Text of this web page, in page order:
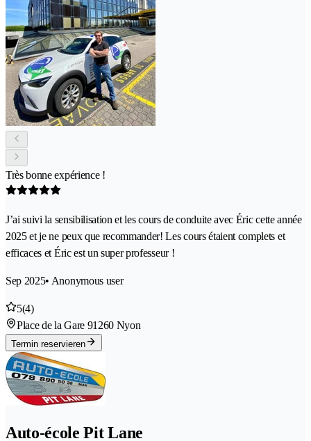
Très bonne expérience !
J’ai suivi la sensibilisation et les cours de conduite avec Éric cette année
2025 et je ne peux que recommander! Les cours étaient complets et
efficaces et Éric est un super professeur !
Sep 2025• Anonymous user
5(4)
Place de la Gare 91260 Nyon
Termin reservieren
Auto-école Pit Lane